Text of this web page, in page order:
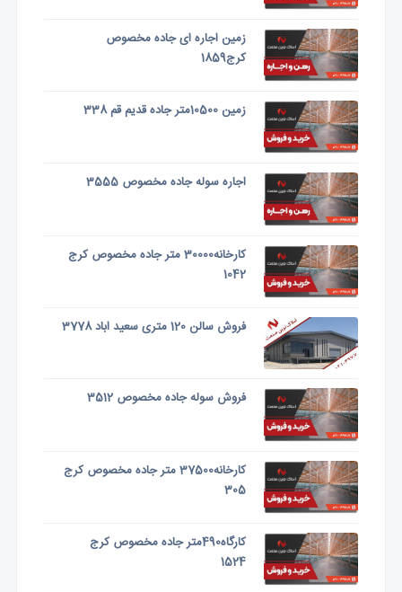
زمین اجاره ای جاده مخصوص
کرج1859
زمین 10500متر جاده قدیم قم 338
اجاره سوله جاده مخصوص 3555
کارخانه30000 متر جاده مخصوص کرج
1042
فروش سالن 120 متری سعید اباد 3778
فروش سوله جاده مخصوص 3512
کارخانه37500 متر جاده مخصوص کرج
305
کارگاه490متر جاده مخصوص کرج
1524